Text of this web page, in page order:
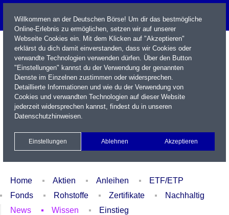
Name / WKN / ISIN / Kürzel
Xetra Realtime
Watchlist Portfolio Login
Home Aktien Anleihen
ETF/ETP
Fonds
Rohstoffe Zertifikate
Nachhaltig
News
Wissen Einstieg
Willkommen an der Deutschen Börse! Um dir das bestmögliche
Online-Erlebnis zu ermöglichen, setzen wir auf unserer
Webseite Cookies ein. Mit dem Klicken auf "Akzeptieren"
erklärst du dich damit einverstanden, dass wir Cookies oder
verwandte Technologien verwenden dürfen. Über den Button
"Einstellungen" kannst du der Verwendung der genannten
Dienste im Einzelnen zustimmen oder widersprechen.
Detaillierte Informationen und wie du der Verwendung von
Cookies und verwandten Technologien auf dieser Website
jederzeit widersprechen kannst, findest du in unseren
Datenschutzhinweisen.
Einstellungen Ablehnen Akzeptieren